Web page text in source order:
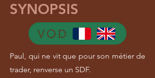
SYNOPSIS
Paul, qui ne vit que pour son métier de
trader, renverse un SDF.